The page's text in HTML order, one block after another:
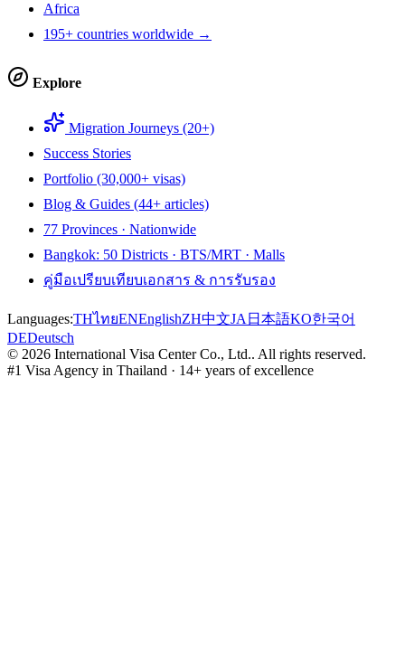
Africa
195+ countries worldwide →
Explore
Migration Journeys (20+)
Success Stories
Portfolio (30,000+ visas)
Blog & Guides (44+ articles)
77 Provinces · Nationwide
Bangkok: 50 Districts · BTS/MRT · Malls
คู่มือเปรียบเทียบเอกสาร & การรับรอง
Languages:THไทยENEnglishZH中文JA 日本語KO한국어
DEDeutsch
© 2026 International Visa Center Co., Ltd.. All rights reserved.
#1 Visa Agency in Thailand · 14+ years of excellence